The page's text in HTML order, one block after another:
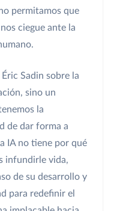
permitamos que
ciegue ante la
Sadin sobre la
sino un
la
de dar forma a
IA no tiene por qué
infundirle vida,
de su desarrollo y
para redefinir el